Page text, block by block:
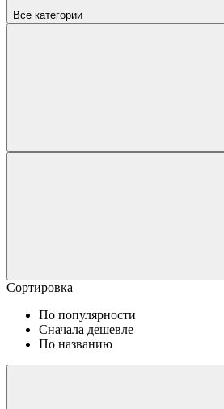
Все категории
Сортировка
По популярности
Сначала дешевле
По названию